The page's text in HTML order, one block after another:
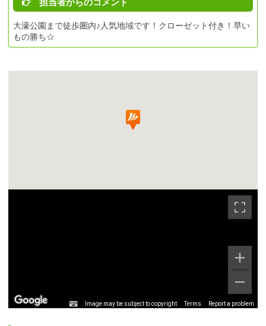
担当者からのコメント
大濠公園まで徒歩圏内♪人気地域です！クローゼット付き！早い
もの勝ち☆
Image may be subject to copyright Terms Report a problem